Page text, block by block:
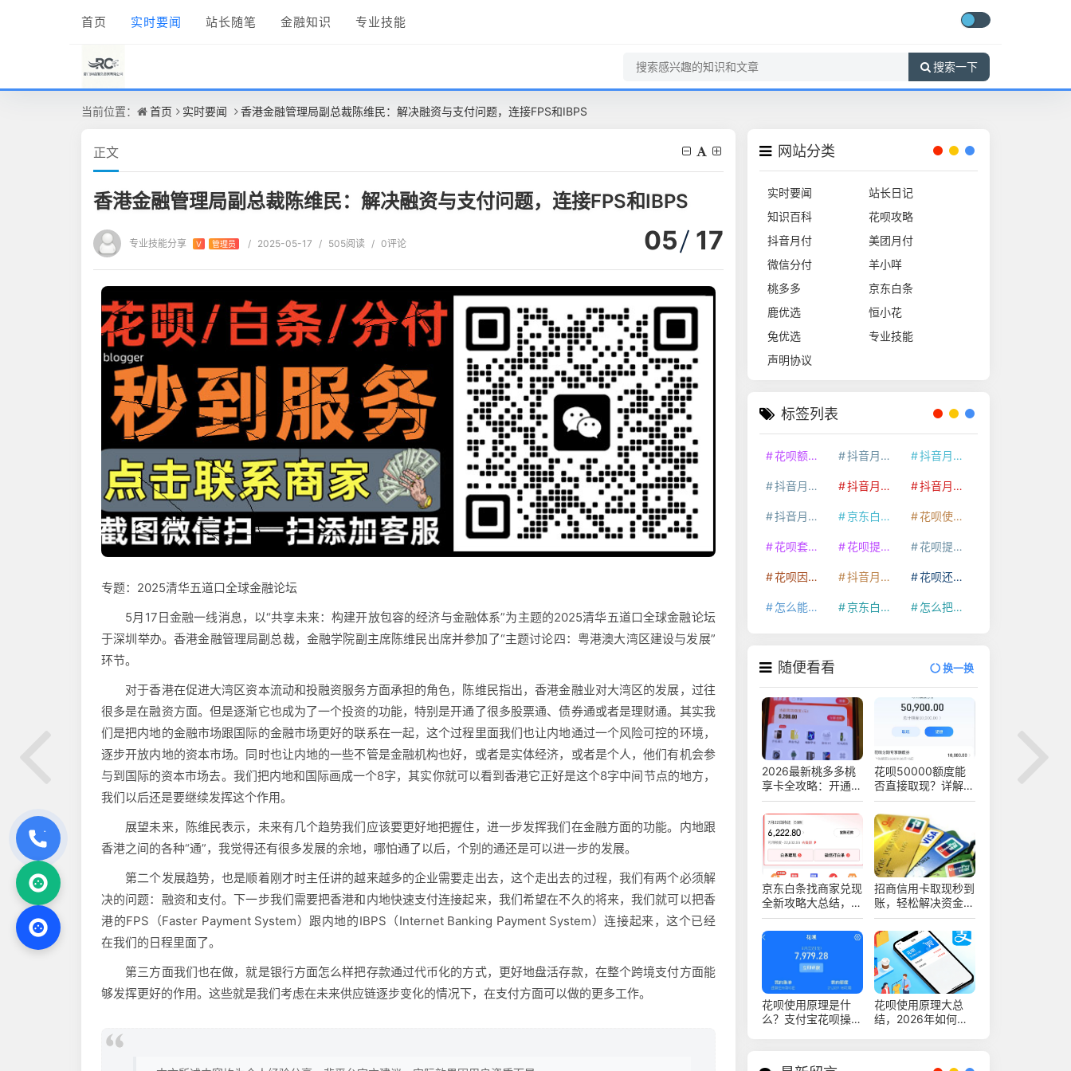
首页 实时要闻 站长随笔 金融知识 专业技能
搜索一下
当前位置： 首页 实时要闻 香港金融管理局副总裁陈维民：解决融资与支付问题，连接FPS和IBPS
正文
香港金融管理局副总裁陈维民：解决融资与支付问题，连接FPS和IBPS
专业技能分享 V 管理员 / 2025-05-17 / 505阅读 / 0评论 05 17
专题：2025清华五道口全球金融论坛
5月17日金融一线消息，以“共享未来：构建开放包容的经济与金融体系”为主题的2025清华五道口全球金融论坛
于深圳举办。香港金融管理局副总裁，金融学院副主席陈维民出席并参加了“主题讨论四：粤港澳大湾区建设与发展”
环节。
对于香港在促进大湾区资本流动和投融资服务方面承担的角色，陈维民指出，香港金融业对大湾区的发展，过往
很多是在融资方面。但是逐渐它也成为了一个投资的功能，特别是开通了很多股票通、债券通或者是理财通。其实我
们是把内地的金融市场跟国际的金融市场更好的联系在一起，这个过程里面我们也让内地通过一个风险可控的环境，
逐步开放内地的资本市场。同时也让内地的一些不管是金融机构也好，或者是实体经济，或者是个人，他们有机会参
与到国际的资本市场去。我们把内地和国际画成一个8字，其实你就可以看到香港它正好是这个8字中间节点的地方，
我们以后还是要继续发挥这个作用。
展望未来，陈维民表示，未来有几个趋势我们应该要更好地把握住，进一步发挥我们在金融方面的功能。内地跟
香港之间的各种“通”，我觉得还有很多发展的余地，哪怕通了以后，个别的通还是可以进一步的发展。
第二个发展趋势，也是顺着刚才时主任讲的越来越多的企业需要走出去，这个走出去的过程，我们有两个必须解
决的问题：融资和支付。下一步我们需要把香港和内地快速支付连接起来，我们希望在不久的将来，我们就可以把香
港的FPS（Faster Payment System）跟内地的IBPS（Internet Banking Payment System）连接起来，这个已经
在我们的日程里面了。
第三方面我们也在做，就是银行方面怎么样把存款通过代币化的方式，更好地盘活存款，在整个跨境支付方面能
够发挥更好的作用。这些就是我们考虑在未来供应链逐步变化的情况下，在支付方面可以做的更多工作。
网站分类
实时要闻
站长日记
知识百科
花呗攻略
抖音月付
美团月付
微信分付
羊小咩
桃多多
京东白条
鹿优选
恒小花
兔优选
专业技能
声明协议
标签列表
花呗额度提升 抖音月付套现24小时接单 抖音月付套现怎么套
抖音月付套现多少手续费 抖音月付套现商家有哪些 抖音月付套现30秒技巧
抖音月付套现最新方法 京东白条额度提升 花呗使用技巧
花呗套取现金最佳方法 花呗提额技巧 花呗提现怎么操作
花呗因为套现被限额了这种情况要多久才会好 抖音月付套现秒回100起 花呗还款技巧
怎么能把京东白条额度钱套出来 京东白条套出来手续费多少 怎么把京东白条的钱取出来
随便看看 换一换
2026最新桃多多桃
享卡全攻略：开通、
使用变现提现及避坑
指南
花呗50000额度能
否直接取现？详解使
用技巧与注意事项
京东白条找商家兑现
全新攻略大总结，解
锁最新提现多种高效
安全变现新技巧
招商信用卡取现秒到
账，轻松解决资金周
转难题
花呗使用原理是什
么？支付宝花呗操作
花呗使用原理大总
结，2026年如何利